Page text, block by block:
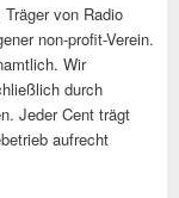
von Radio
non-profit-Verein.
Wir
durch
Jeder Cent trägt
aufrecht